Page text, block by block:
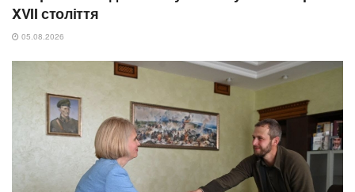
XVII століття
05.08.2026